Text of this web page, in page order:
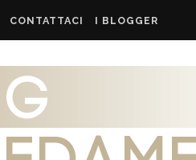
CONTATTACI I BLOGGER